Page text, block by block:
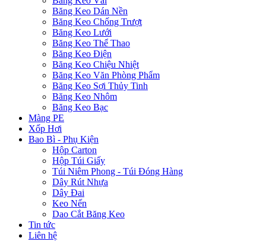
Băng Keo Dán Nền
Băng Keo Chống Trượt
Băng Keo Lưới
Băng Keo Thể Thao
Băng Keo Điện
Băng Keo Chiệu Nhiệt
Băng Keo Văn Phòng Phẩm
Băng Keo Sợi Thủy Tinh
Băng Keo Nhôm
Băng Keo Bạc
Màng PE
Xốp Hơi
Bao Bì - Phụ Kiện
Hộp Carton
Hộp Túi Giấy
Túi Niêm Phong - Túi Đóng Hàng
Dây Rút Nhựa
Dây Đai
Keo Nến
Dao Cắt Băng Keo
Tin tức
Liên hệ